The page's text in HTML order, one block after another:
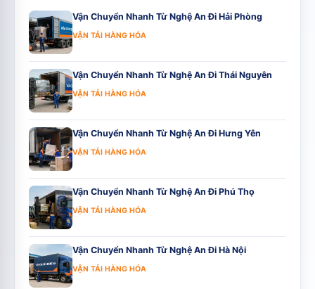
Vận Chuyển Nhanh Từ Nghệ An Đi Hải Phòng
VẬN TẢI HÀNG HÓA
Vận Chuyển Nhanh Từ Nghệ An Đi Thái Nguyên
VẬN TẢI HÀNG HÓA
Vận Chuyển Nhanh Từ Nghệ An Đi Hưng Yên
VẬN TẢI HÀNG HÓA
Vận Chuyển Nhanh Từ Nghệ An Đi Phú Thọ
VẬN TẢI HÀNG HÓA
Vận Chuyển Nhanh Từ Nghệ An Đi Hà Nội
VẬN TẢI HÀNG HÓA